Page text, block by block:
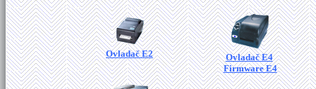
Ovladač E2
Ovladač E4
Firmware E4